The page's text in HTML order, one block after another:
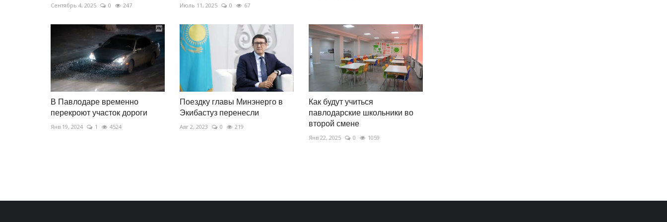
Сентябрь 4, 2025 0 247 Июль 11, 2025 0 67
В Павлодаре временно
перекроют участок дороги
Янв 19, 2024 1 4524
Поездку главы Минэнерго в
Экибастуз перенесли
Авг 2, 2023 0 219
Как будут учиться
павлодарские школьники во
второй смене
Янв 22, 2025 0 1059